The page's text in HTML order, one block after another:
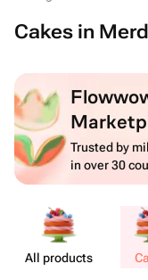
Cakes in
Trusted by
in over 30
All products